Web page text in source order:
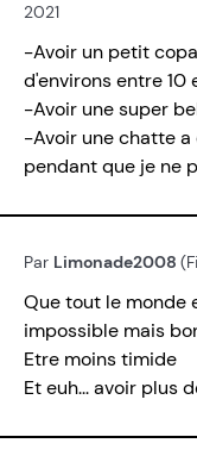
2021
-Avoir un petit
d'environs entre 10
-Avoir une super
-Avoir une chatte
pendant que je ne
Par Limonade2008
Que tout le monde
impossible mais
Etre moins timide
Et euh... avoir plus